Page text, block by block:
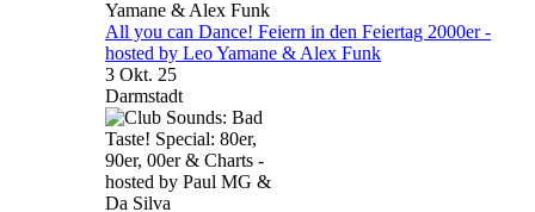
All you can Dance! Feiern in den Feiertag 2000er -
hosted by Leo Yamane & Alex Funk
3 Okt. 25
Darmstadt